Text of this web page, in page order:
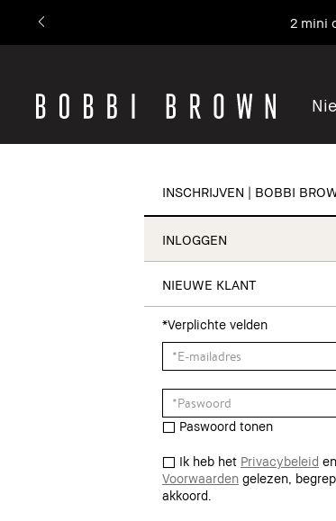
2 mini
INSCHRIJVEN | BOBBI
INLOGGEN
NIEUWE KLANT
*Verplichte velden
Paswoord tonen
Ik heb het Privacybeleid en
Voorwaarden gelezen,
akkoord.